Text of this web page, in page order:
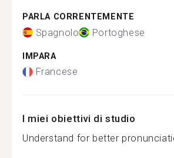
PARLA CORRENTEMENTE
Spagnolo Portoghese
IMPARA
Francese
I miei obiettivi di studio
Understand for better